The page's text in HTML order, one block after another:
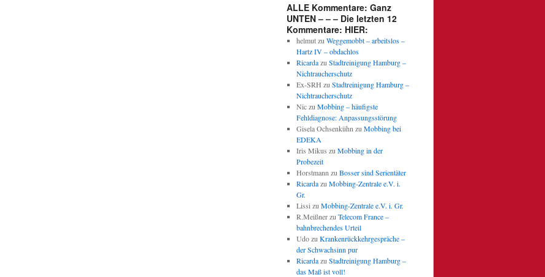
ALLE Kommentare: Ganz
UNTEN – – – Die letzten 12
Kommentare: HIER:
helmutzu Weggemobbt – arbeitslos –
Hartz IV – obdachlos
Ricardazu Stadtreinigung Hamburg –
Nichtraucherschutz
Ex-SRH zu Stadtreinigung Hamburg –
Nichtraucherschutz
Niczu Mobbing – häufigste
Fehldiagnose: Anpassungsstörung
Gisela Ochsenkühn zu Mobbing bei
EDEKA
Iris Mikus zu Mobbing in der
Probezeit
Horstmann zu Bosser sind Serientäter
Ricardazu Mobbing-Zentrale e.V. i.
Gr.
Lissi zu Mobbing-Zentrale e.V. i. Gr.
R.Meißnerzu Telecom France –
bahnbrechendes Urteil
Udozu Krankenrückkehrgespräche –
der Schwachsinn pur
Ricardazu Stadtreinigung Hamburg –
das Maß ist voll!